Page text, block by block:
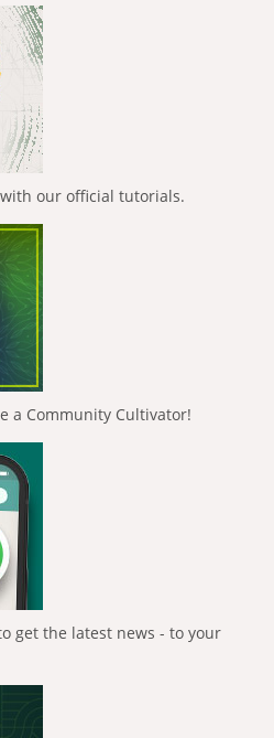
our official tutorials.
a Community Cultivator!
get the latest news - to your